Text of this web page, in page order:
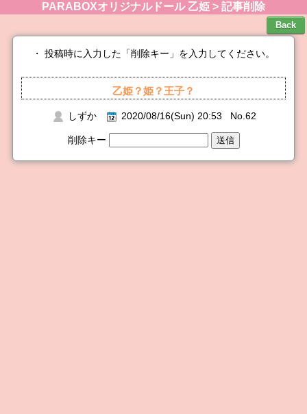
PARABOXオリジナルドール 乙姫 > 記事削除
・ 投稿時に入力した「削除キー」を入力してください。
乙姫？姫？王子？
しずか 2020/08/16(Sun) 20:53 No.62
削除キー